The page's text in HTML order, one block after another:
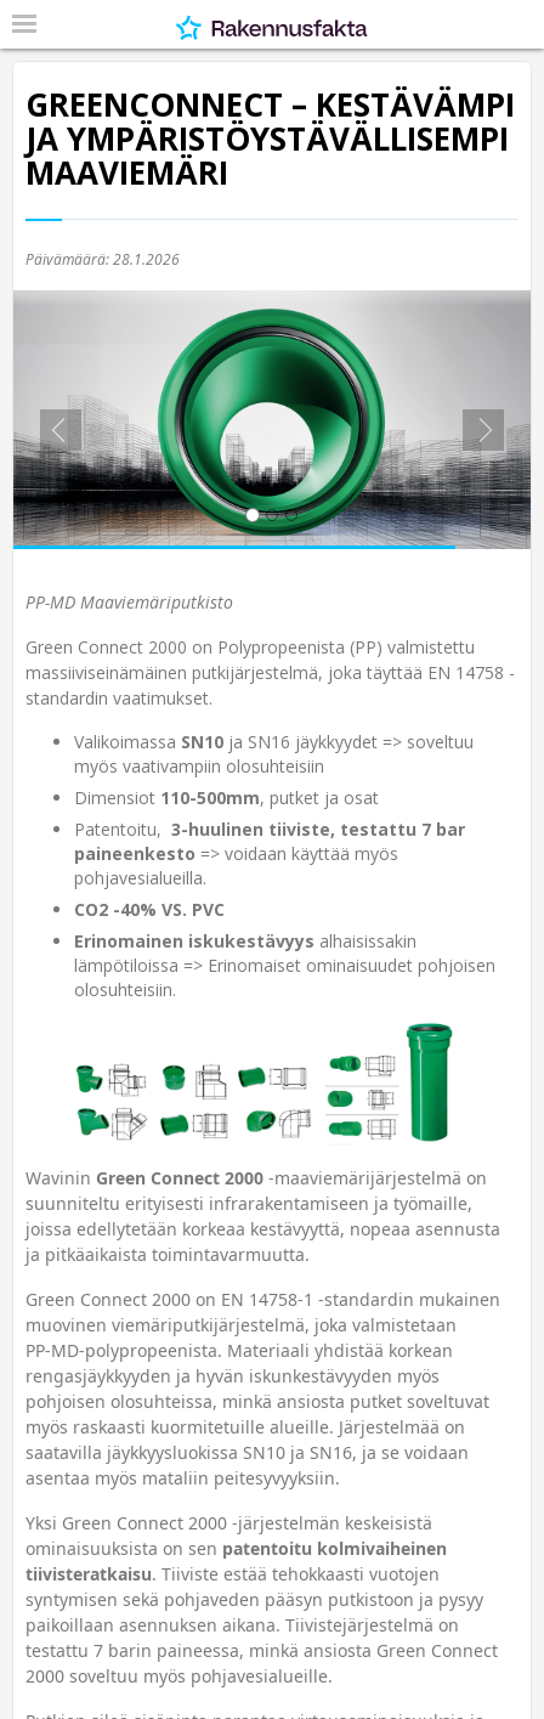
GREENCONNECT – KESTÄVÄMPI
JA YMPÄRISTÖYSTÄVÄLLISEMPI
MAAVIEMÄRI
Päivämäärä:28.1.2026
Next
PP-MD Maaviemäriputkisto
Green Connect 2000 on Polypropeenista (PP) valmistettu
massiiviseinämäinen putkijärjestelmä, joka täyttää EN 14758 -
standardin vaatimukset.
Valikoimassa SN10 ja SN16 jäykkyydet => soveltuu
myös vaativampiin olosuhteisiin
Dimensiot 110-500mm, putket ja osat
Patentoitu, 3-huulinen tiiviste, testattu 7 bar
paineenkesto => voidaan käyttää myös
pohjavesialueilla.
CO2 -40% VS. PVC
Erinomainen iskukestävyys alhaisissakin
lämpötiloissa => Erinomaiset ominaisuudet pohjoisen
olosuhteisiin.
Wavinin Green Connect 2000 ‑maaviemärijärjestelmä on
suunniteltu erityisesti infrarakentamiseen ja työmaille,
joissa edellytetään korkeaa kestävyyttä, nopeaa asennusta
ja pitkäaikaista toimintavarmuutta.
Green Connect 2000 on EN 14758‑1 ‑standardin mukainen
muovinen viemäriputkijärjestelmä, joka valmistetaan
PP‑MD‑polypropeenista. Materiaali yhdistää korkean
rengasjäykkyyden ja hyvän iskunkestävyyden myös
pohjoisen olosuhteissa, minkä ansiosta putket soveltuvat
myös raskaasti kuormitetuille alueille. Järjestelmää on
saatavilla jäykkyysluokissa SN10 ja SN16, ja se voidaan
asentaa myös mataliin peitesyvyyksiin.
Yksi Green Connect 2000 ‑järjestelmän keskeisistä
ominaisuuksista on sen patentoitu kolmivaiheinen
tiivisteratkaisu. Tiiviste estää tehokkaasti vuotojen
syntymisen sekä pohjaveden pääsyn putkistoon ja pysyy
paikoillaan asennuksen aikana. Tiivistejärjestelmä on
testattu 7 barin paineessa, minkä ansiosta Green Connect
2000 soveltuu myös pohjavesialueille.